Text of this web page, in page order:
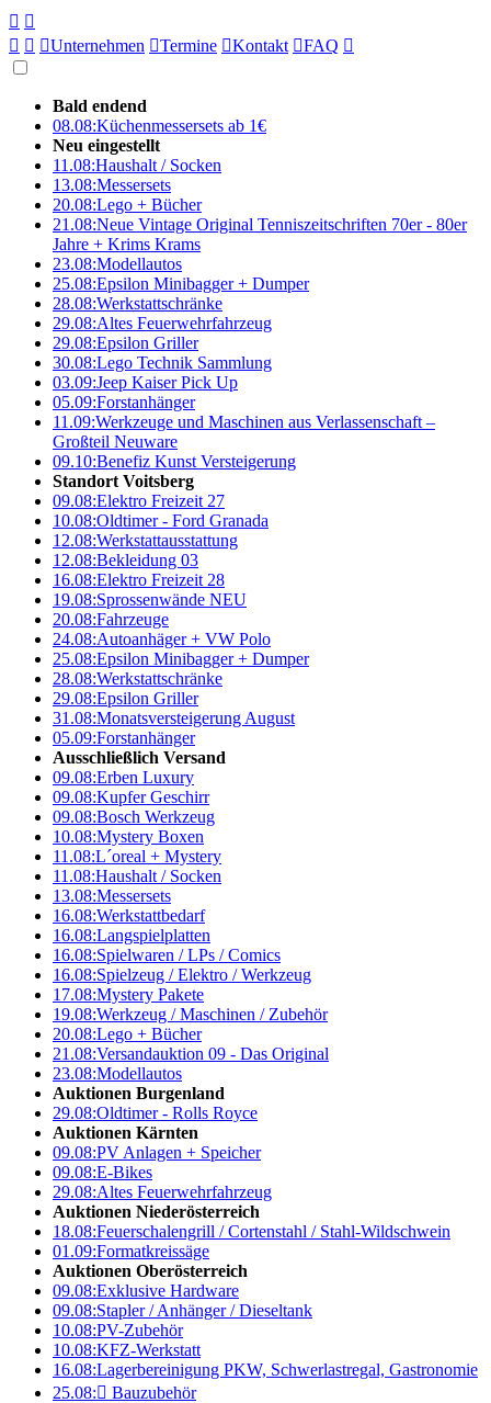
 
  Unternehmen Termine Kontakt FAQ 
Bald endend
08.08:Küchenmessersets ab 1€
Neu eingestellt
11.08:Haushalt / Socken
13.08:Messersets
20.08:Lego + Bücher
21.08:Neue Vintage Original Tenniszeitschriften 70er - 80er
Jahre + Krims Krams
23.08:Modellautos
25.08:Epsilon Minibagger + Dumper
28.08:Werkstattschränke
29.08:Altes Feuerwehrfahrzeug
29.08:Epsilon Griller
30.08:Lego Technik Sammlung
03.09:Jeep Kaiser Pick Up
05.09:Forstanhänger
11.09:Werkzeuge und Maschinen aus Verlassenschaft –
Großteil Neuware
09.10:Benefiz Kunst Versteigerung
Standort Voitsberg
09.08:Elektro Freizeit 27
10.08:Oldtimer - Ford Granada
12.08:Werkstattausstattung
12.08:Bekleidung 03
16.08:Elektro Freizeit 28
19.08:Sprossenwände NEU
20.08:Fahrzeuge
24.08:Autoanhäger + VW Polo
25.08:Epsilon Minibagger + Dumper
28.08:Werkstattschränke
29.08:Epsilon Griller
31.08:Monatsversteigerung August
05.09:Forstanhänger
Ausschließlich Versand
09.08:Erben Luxury
09.08:Kupfer Geschirr
09.08:Bosch Werkzeug
10.08:Mystery Boxen
11.08:L´oreal + Mystery
11.08:Haushalt / Socken
13.08:Messersets
16.08:Werkstattbedarf
16.08:Langspielplatten
16.08:Spielwaren / LPs / Comics
16.08:Spielzeug / Elektro / Werkzeug
17.08:Mystery Pakete
19.08:Werkzeug / Maschinen / Zubehör
20.08:Lego + Bücher
21.08:Versandauktion 09 - Das Original
23.08:Modellautos
Auktionen Burgenland
29.08:Oldtimer - Rolls Royce
Auktionen Kärnten
09.08:PV Anlagen + Speicher
09.08:E-Bikes
29.08:Altes Feuerwehrfahrzeug
Auktionen Niederösterreich
18.08:Feuerschalengrill / Cortenstahl / Stahl-Wildschwein
01.09:Formatkreissäge
Auktionen Oberösterreich
09.08:Exklusive Hardware
09.08:Stapler / Anhänger / Dieseltank
10.08:PV-Zubehör
10.08:KFZ-Werkstatt
16.08:Lagerbereinigung PKW, Schwerlastregal, Gastronomie
25.08: Bauzubehör